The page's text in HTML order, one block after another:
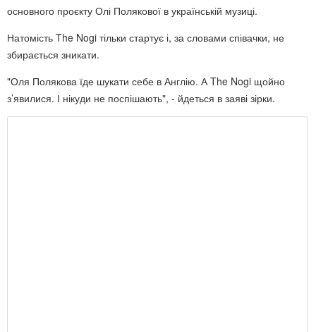
основного проєкту Олі Полякової в українській музиці.
Натомість The Nogi тільки стартує і, за словами співачки, не
збирається зникати.
"Оля Полякова їде шукати себе в Англію. А The Nogi щойно
з’явилися. І нікуди не поспішають", - йдеться в заяві зірки.